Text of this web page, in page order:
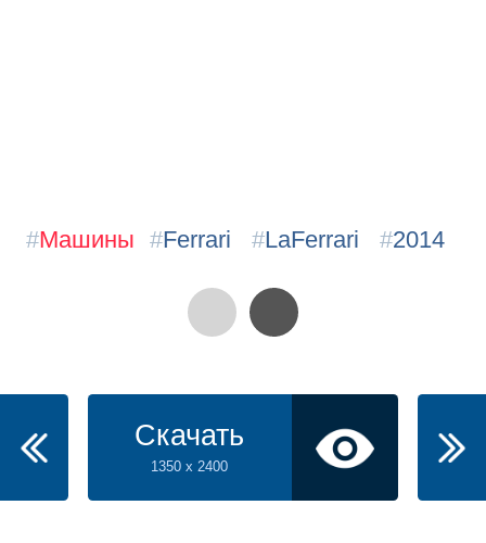
#Машины #Ferrari #LaFerrari #2014
Скачать
1350 x 2400